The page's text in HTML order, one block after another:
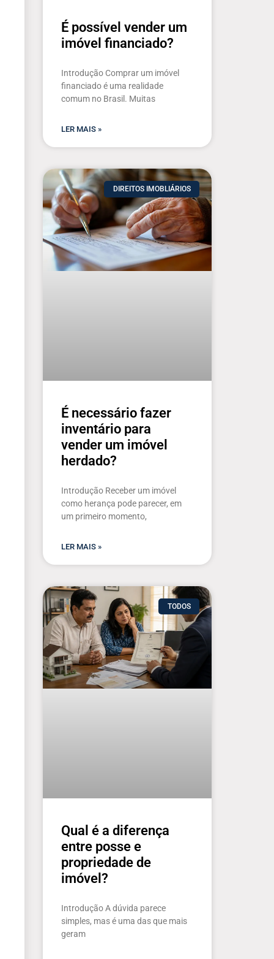
É possível vender um
imóvel financiado?
Introdução Comprar um imóvel
financiado é uma realidade
comum no Brasil. Muitas
LER MAIS »
DIREITOS IMOBLIÁRIOS
É necessário fazer
inventário para
vender um imóvel
herdado?
Introdução Receber um imóvel
como herança pode parecer, em
um primeiro momento,
LER MAIS »
TODOS
Qual é a diferença
entre posse e
propriedade de
imóvel?
Introdução A dúvida parece
simples, mas é uma das que mais
geram